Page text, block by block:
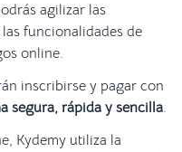
agilizar las
funcionalidades de
online.
inscribirse y pagar con
segura, rápida y sencilla.
Kydemy utiliza la